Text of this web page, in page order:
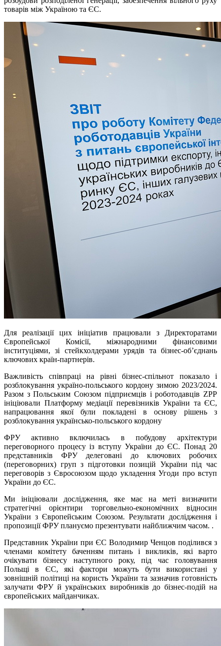
товарів між Україною та ЄС.
Для реалізації цих ініціатив працювали з Директоратами
Європейської Комісії, міжнародними фінансовими
інституціями, зі стейкхолдерами урядів та бізнес-об’єднань
ключових країн-партнерів.
Важливість співпраці на рівні бізнес-спільнот показало і
розблокування україно-польського кордону зимою 2023/2024.
Разом з Польським Союзом підприємців і роботодавців ZPР
ініціювали Платформу медіації перевізників України та ЄС,
напрацювання якої були покладені в основу рішень з
розблокування українсько-польського кордону
ФРУ активно включилась в побудову архітектури
переговорного процесу із вступу України до ЄС. Понад 20
представників ФРУ делеговані до ключових робочих
(переговорних) груп з підготовки позицій України під час
переговорів з Євросоюзом щодо укладення Угоди про вступ
України до ЄС.
Ми ініціювали дослідження, яке має на меті визначити
стратегічні орієнтири торговельно-економічних відносин
України з Європейським Союзом. Результати дослідження і
пропозиції ФРУ плануємо презентувати найближчим часом. .
Представник України при ЄС Володимир Ченцов поділився з
членами комітету баченням питань і викликів, які варто
очікувати бізнесу наступного року, під час головування
Польщі в ЄС, які фактори можуть бути використані у
зовнішній політиці на користь України та зазначив готовність
залучати ФРУ й українських виробників до бізнес-подій на
європейських майданчиках.